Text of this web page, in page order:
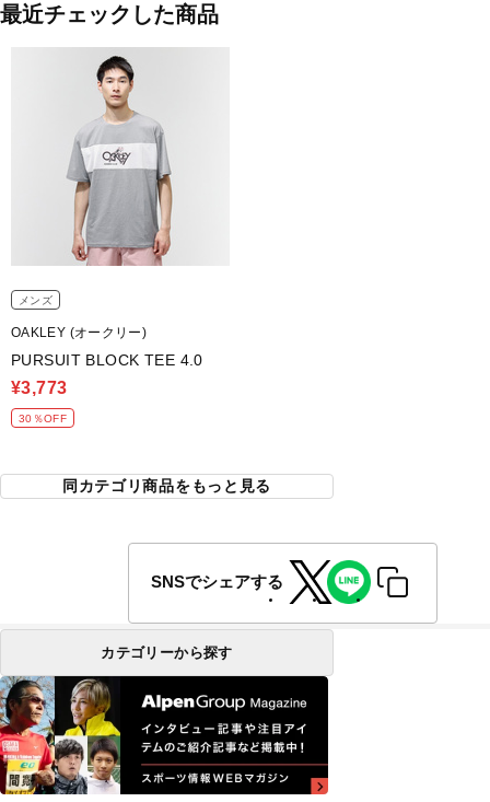
最近チェックした商品
メンズ
OAKLEY (オークリー)
PURSUIT BLOCK TEE 4.0
¥3,773
30％OFF
同カテゴリ商品をもっと見る
SNSでシェアする
カテゴリーから探す